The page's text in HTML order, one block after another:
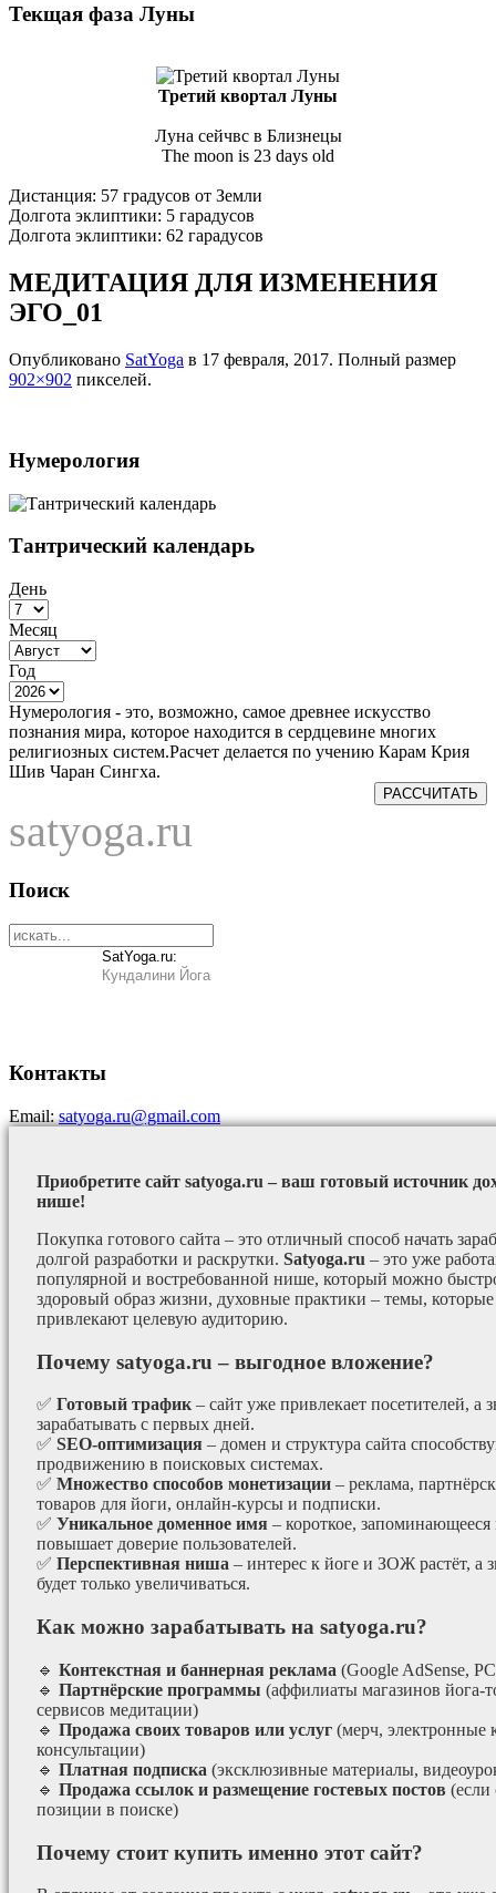
Текщая фаза Луны
Третий квортал Луны
Луна сейчвс в Близнецы
The moon is 23 days old
Дистанция: 57 градусов от Земли
Долгота эклиптики: 5 гарадусов
Долгота эклиптики: 62 гарадусов
МЕДИТАЦИЯ ДЛЯ ИЗМЕНЕНИЯ
ЭГО_01
Опубликовано SatYoga в 17 февраля, 2017. Полный размер
902×902 пикселей.
Нумерология
Тантрический календарь
День
Месяц
Год
Нумерология - это, возможно, самое древнее искусство
познания мира, которое находится в сердцевине многих
религиозных систем.Расчет делается по учению Карам Крия
Шив Чаран Сингха.
РАССЧИТАТЬ
satyoga.ru
Поиск
SatYoga.ru:
Кундалини Йога
Контакты
Email:satyoga.ru@gmail.com
Приобретите сайт satyoga.ru – ваш готовый источник
нише!
Покупка готового сайта – это отличный способ начать
долгой разработки и раскрутки. Satyoga.ru – это уже
популярной и востребованной нише, который можно
здоровый образ жизни, духовные практики – темы, которые
привлекают целевую аудиторию.
Почему satyoga.ru – выгодное вложение?
✅ Готовый трафик – сайт уже привлекает посетителей, а
зарабатывать с первых дней.
✅ SEO-оптимизация – домен и структура сайта
продвижению в поисковых системах.
✅ Множество способов монетизации – реклама,
товаров для йоги, онлайн-курсы и подписки.
✅ Уникальное доменное имя – короткое, запоминающееся
повышает доверие пользователей.
✅ Перспективная ниша – интерес к йоге и ЗОЖ растёт, а
будет только увеличиваться.
Как можно зарабатывать на satyoga.ru?
🔹 Контекстная и баннерная реклама (Google AdSense,
🔹 Партнёрские программы (аффилиаты магазинов йога-
сервисов медитации)
🔹 Продажа своих товаров или услуг (мерч, электронные
консультации)
🔹 Платная подписка (эксклюзивные материалы,
🔹 Продажа ссылок и размещение гостевых постов (если
позиции в поиске)
Почему стоит купить именно этот сайт?